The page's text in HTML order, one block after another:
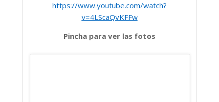
https://www.youtube.com/watch?
v=4LScaQvKFFw
Pincha para ver las fotos